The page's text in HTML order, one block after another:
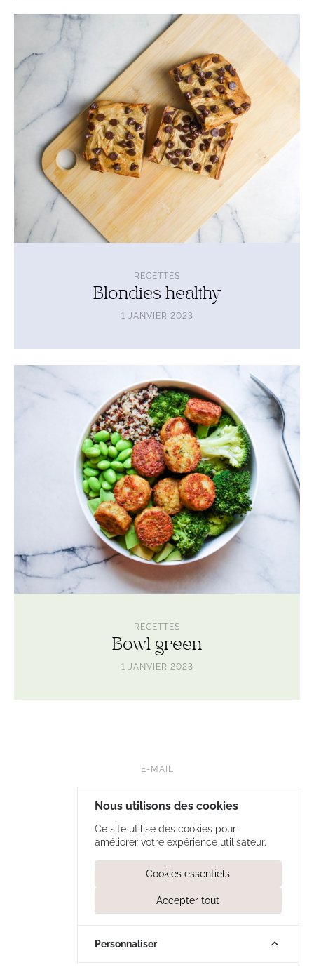
Lire
Blondies
healthy
Blondies healthy
1 JANVIER 2023
RECETTES
Lire
Bowl
Bowl green
1 JANVIER 2023
RECETTES
E-MAIL
INSTA • LELOUP.NUTRITION
Nous utilisons des cookies
Ce site utilise des cookies pour
améliorer votre expérience utilisateur.
Cookies essentiels
Accepter tout
Personnaliser